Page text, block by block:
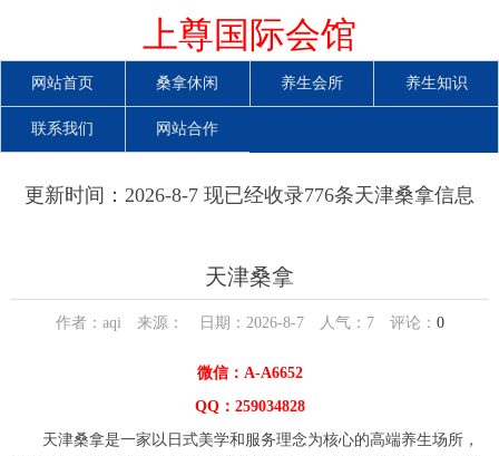
上尊国际会馆
网站首页 桑拿休闲 养生会所 养生知识
联系我们 网站合作
更新时间：2026-8-7 现已经收录776条天津桑拿信息
天津桑拿
作者：aqi 来源： 日期：2026-8-7 人气： 7评论： 0
微信：A-A6652
QQ：259034828
天津桑拿是一家以日式美学和服务理念为核心的高端养生场所，